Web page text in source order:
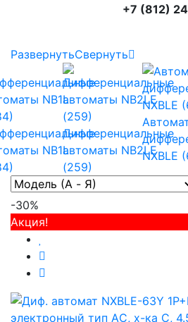
+7 (812)
РазвернутьСвернуть
NB1L
Дифференциальные
автоматы NB2LE
(259)
NXBLE
-30%
Акция!